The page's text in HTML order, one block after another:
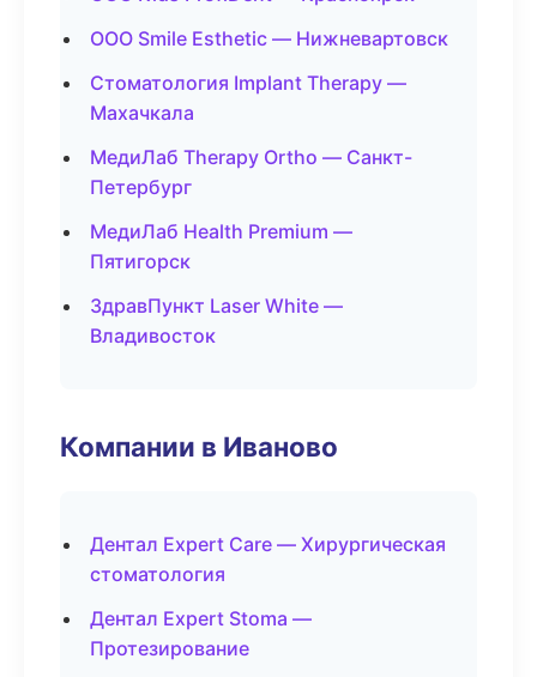
ООО Smile Esthetic — Нижневартовск
Стоматология Implant Therapy —
Махачкала
МедиЛаб Therapy Ortho — Санкт-
Петербург
МедиЛаб Health Premium —
Пятигорск
ЗдравПункт Laser White —
Владивосток
Компании в Иваново
Дентал Expert Care — Хирургическая
стоматология
Дентал Expert Stoma —
Протезирование